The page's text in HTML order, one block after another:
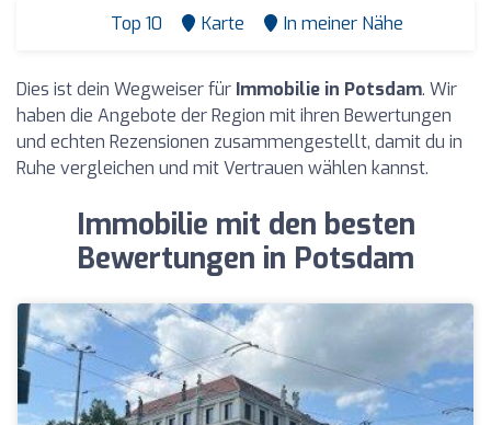
Top 10 Karte In meiner Nähe
Dies ist dein Wegweiser für Immobilie in Potsdam. Wir
haben die Angebote der Region mit ihren Bewertungen
und echten Rezensionen zusammengestellt, damit du in
Ruhe vergleichen und mit Vertrauen wählen kannst.
Immobilie mit den besten
Bewertungen in Potsdam